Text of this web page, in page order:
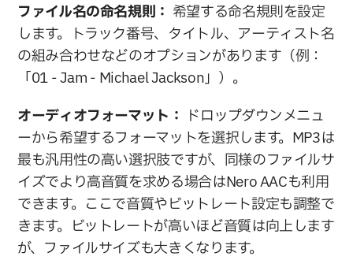
ファイル名の命名規則： 希望する命名規則を設定
します。トラック番号、タイトル、アーティスト名
の組み合わせなどのオプションがあります（例：
「01 - Jam - Michael Jackson」）。
オーディオフォーマット： ドロップダウンメニュ
ーから希望するフォーマットを選択します。MP3は
最も汎用性の高い選択肢ですが、同様のファイルサ
イズでより高音質を求める場合はNero AACも利用
できます。ここで音質やビットレート設定も調整で
きます。ビットレートが高いほど音質は向上します
が、ファイルサイズも大きくなります。